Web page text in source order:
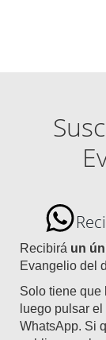
Recibirá un
Evangelio del
Solo tiene que
luego pulsar
WhatsApp. Si